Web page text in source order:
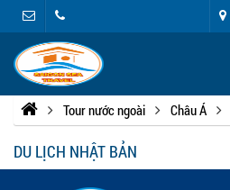
Tour nước ngoài Châu Á
DU LỊCH NHẬT BẢN